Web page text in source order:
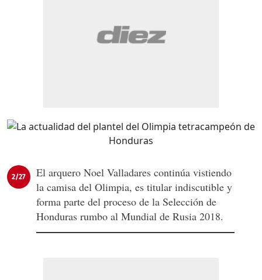
2/27
El arquero Noel Valladares continúa vistiendo
la camisa del Olimpia, es titular indiscutible y
forma parte del proceso de la Selección de
Honduras rumbo al Mundial de Rusia 2018.